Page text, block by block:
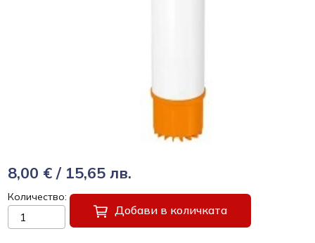
8,00 € / 15,65 лв.
Количество
Добави в количката